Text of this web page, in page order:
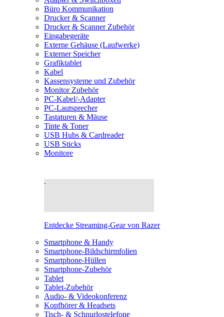
Büro Kommunikation
Drucker & Scanner
Drucker & Scanner Zubehör
Eingabegeräte
Externe Gehäuse (Laufwerke)
Externer Speicher
Grafiktablet
Kabel
Kassensysteme und Zubehör
Monitor Zubehör
PC-Kabel/-Adapter
PC-Lautsprecher
Tastaturen & Mäuse
Tinte & Toner
USB Hubs & Cardreader
USB Sticks
Monitore
Entdecke Streaming-Gear von Razer
Smartphone & Handy
Smartphone-Bildschirmfolien
Smartphone-Hüllen
Smartphone-Zubehör
Tablet
Tablet-Zubehör
Audio- & Videokonferenz
Kopfhörer & Headsets
Tisch- & Schnurlostelefone